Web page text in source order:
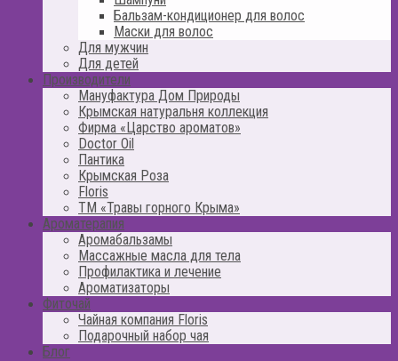
Бальзам-кондиционер для волос
Маски для волос
Для мужчин
Для детей
Производители
Мануфактура Дом Природы
Крымская натуральня коллекция
Фирма «Царство ароматов»
Doctor Oil
Пантика
Крымская Роза
Floris
ТМ «Травы горного Крыма»
Ароматерапия
Аромабальзамы
Массажные масла для тела
Профилактика и лечение
Ароматизаторы
Фиточай
Чайная компания Floris
Подарочный набор чая
Блог